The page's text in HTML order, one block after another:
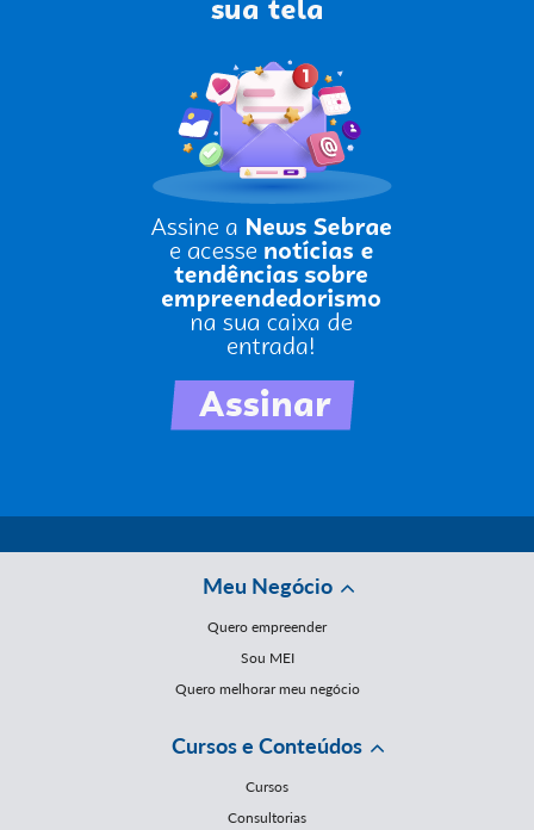
Meu Negócio
Quero empreender
Sou MEI
Quero melhorar meu negócio
Cursos e Conteúdos
Cursos
Consultorias